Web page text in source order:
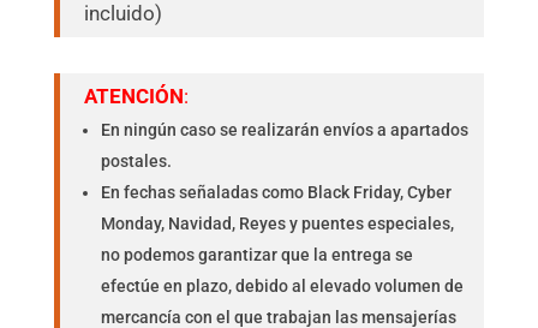
incluido)
ATENCIÓN:
En ningún caso se realizarán envíos a apartados
postales.
En fechas señaladas como Black Friday, Cyber
Monday, Navidad, Reyes y puentes especiales,
no podemos garantizar que la entrega se
efectúe en plazo, debido al elevado volumen de
mercancía con el que trabajan las mensajerías